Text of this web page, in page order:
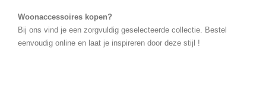
Woonaccessoires kopen?
Bij ons vind je een zorgvuldig geselecteerde collectie. Bestel
eenvoudig online en laat je inspireren door deze stijl !